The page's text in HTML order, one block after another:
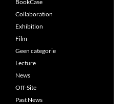
BookCase
Collaboration
Exhibition
Film
Geen categorie
Lecture
News
Off-Site
Past News